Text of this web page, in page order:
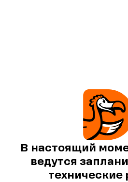
В настоящий
ведутся
технические